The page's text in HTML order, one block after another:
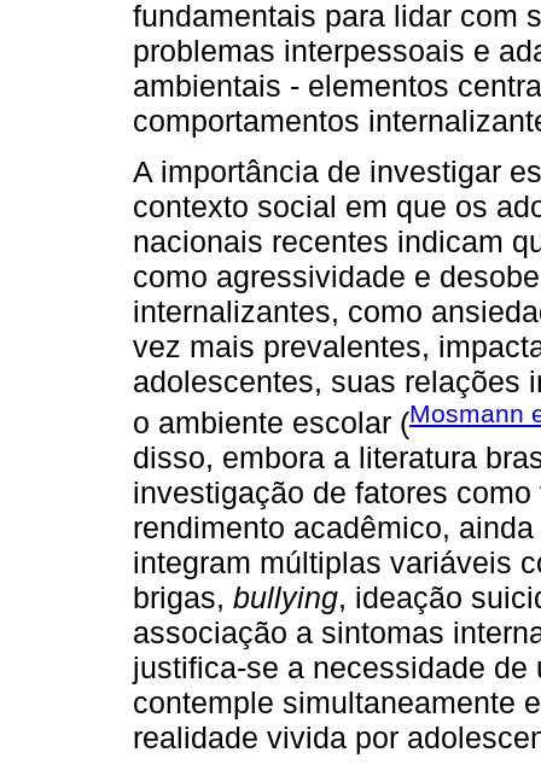
fundamentais para lidar com
problemas interpessoais e
ambientais - elementos
comportamentos
A importância de investigar
contexto social em que os
nacionais recentes indicam
como agressividade e
internalizantes, como
vez mais prevalentes,
adolescentes, suas relações
o ambiente escolar (Mosmann
disso, embora a literatura
investigação de fatores
rendimento acadêmico,
integram múltiplas variáveis
brigas, bullying, ideação
associação a sintomas
justifica-se a necessidade
contemple simultaneamente
realidade vivida por